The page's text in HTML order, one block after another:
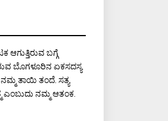
ಆಗುತ್ತಿರುವ ಬಗ್ಗೆ
ಬೊಗಳೂರಿನ ಏಕಸದಸ್ಯ
ತಾಯಿ ತಂದೆ. ಸತ್ಯ
ಎಂಬುದು ನಮ್ಮ ಆತಂಕ.